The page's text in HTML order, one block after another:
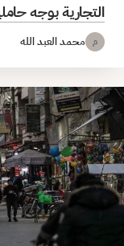
التجارية بوجه
م محمد العبد الله